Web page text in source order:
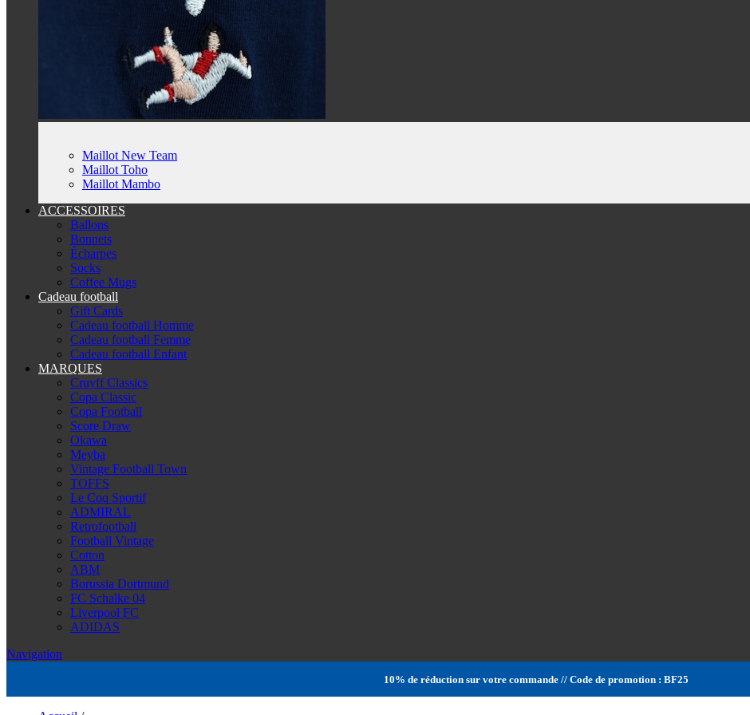
Maillot New Team
Maillot Toho
Maillot Mambo
ACCESSOIRES
Ballons
Bonnets
Écharpes
Socks
Coffee Mugs
Cadeau football
Gift Cards
Cadeau football Homme
Cadeau football Femme
Cadeau football Enfant
MARQUES
Cruyff Classics
Copa Classic
Copa Football
Score Draw
Okawa
Meyba
Vintage Football Town
TOFFS
Le Coq Sportif
ADMIRAL
Retrofootball
Football Vintage
Cotton
ABM
Borussia Dortmund
FC Schalke 04
Liverpool FC
ADIDAS
Navigation
10% de réduction sur votre commande // Code de promotion : BF25